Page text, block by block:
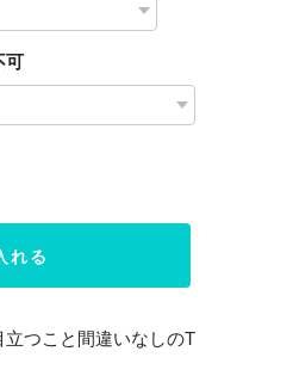
可
れる
つこと間違いなしのT